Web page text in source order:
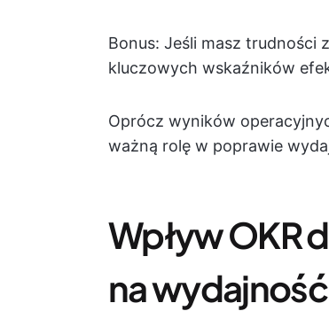
Bonus: Jeśli masz trudności
kluczowych wskaźników
Oprócz wyników
ważną rolę w poprawie
Wpływ OKR
na